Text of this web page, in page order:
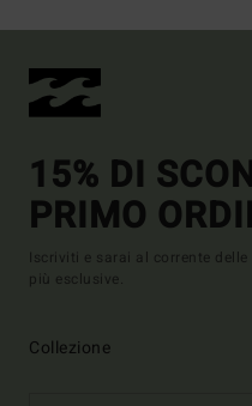
15% DI
PRIMO
Iscriviti e sarai al corrente
più esclusive.
Collezione